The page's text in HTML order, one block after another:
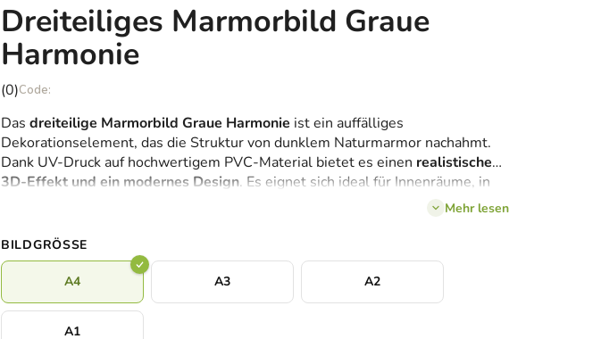
Dreiteiliges Marmorbild Graue
Harmonie
Die
Produktbewertung
ist
0,0
von
(0)
Das dreiteilige Marmorbild Graue Harmonie ist ein auffälliges
Dekorationselement, das die Struktur von dunklem Naturmarmor nachahmt.
Dank UV-Druck auf hochwertigem PVC-Material bietet es einen realistischen
3D-Effekt und ein modernes Design. Es eignet sich ideal für Innenräume, in
schaffen möchten.
Mehr lesen
BILDGRÖSSE
A4 A3 A2
A1